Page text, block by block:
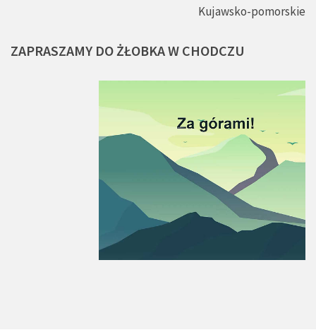
Kujawsko-pomorskie
ZAPRASZAMY DO ŻŁOBKAW CHODCZU